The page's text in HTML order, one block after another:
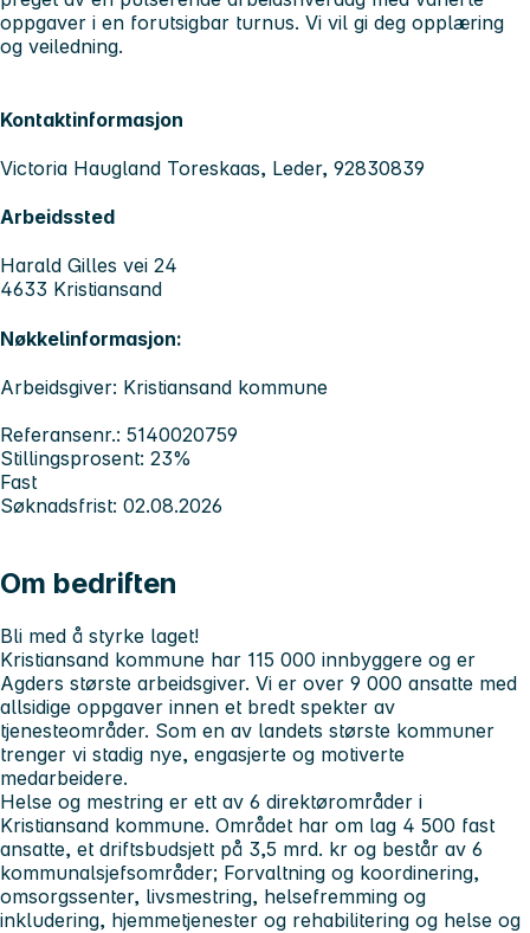
oppgaver i en forutsigbar turnus. Vi vil gi deg opplæring
og veiledning.
Kontaktinformasjon
Victoria Haugland Toreskaas, Leder, 92830839
Arbeidssted
Harald Gilles vei 24
4633 Kristiansand
Nøkkelinformasjon:
Arbeidsgiver: Kristiansand kommune
Referansenr.: 5140020759
Stillingsprosent: 23%
Fast
Søknadsfrist: 02.08.2026
Om bedriften
Bli med å styrke laget!
Kristiansand kommune har 115 000 innbyggere og er
Agders største arbeidsgiver. Vi er over 9 000 ansatte med
allsidige oppgaver innen et bredt spekter av
tjenesteområder. Som en av landets største kommuner
trenger vi stadig nye, engasjerte og motiverte
medarbeidere.
Helse og mestring er ett av 6 direktørområder i
Kristiansand kommune. Området har om lag 4 500 fast
ansatte, et driftsbudsjett på 3,5 mrd. kr og består av 6
kommunalsjefsområder; Forvaltning og koordinering,
omsorgssenter, livsmestring, helsefremming og
inkludering, hjemmetjenester og rehabilitering og helse og